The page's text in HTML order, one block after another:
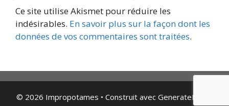
Ce site utilise Akismet pour réduire les
indésirables. En savoir plus sur la façon dont les
données de vos commentaires sont traitées.
© 2026 Impropotames • Construit avec GeneratePress